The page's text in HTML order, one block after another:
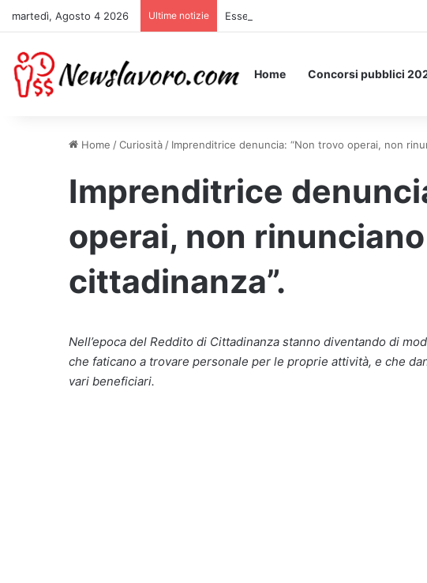
martedì, Agosto 4 2026 Ultime notizie Essere Pagati per Stare a Letto: ecco
Home Concorsi pubblici
Home /Curiosità / Imprenditrice denuncia: “Non trovo operai, non
Imprenditrice
operai, non
cittadinanza”.
Nell’epoca del Reddito di Cittadinanza stanno diventando di
che faticano a trovare personale per le proprie attività, e che
vari beneficiari.